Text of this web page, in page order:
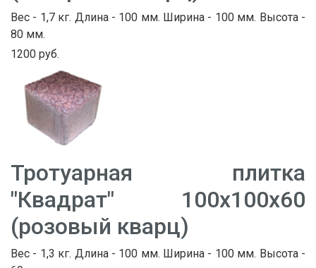
Вес - 1,7 кг. Длина - 100 мм. Ширина - 100 мм. Высота -
80 мм.
1200 руб.
Тротуарная плитка
"Квадрат" 100х100х60
(розовый кварц)
Вес - 1,3 кг. Длина - 100 мм. Ширина - 100 мм. Высота -